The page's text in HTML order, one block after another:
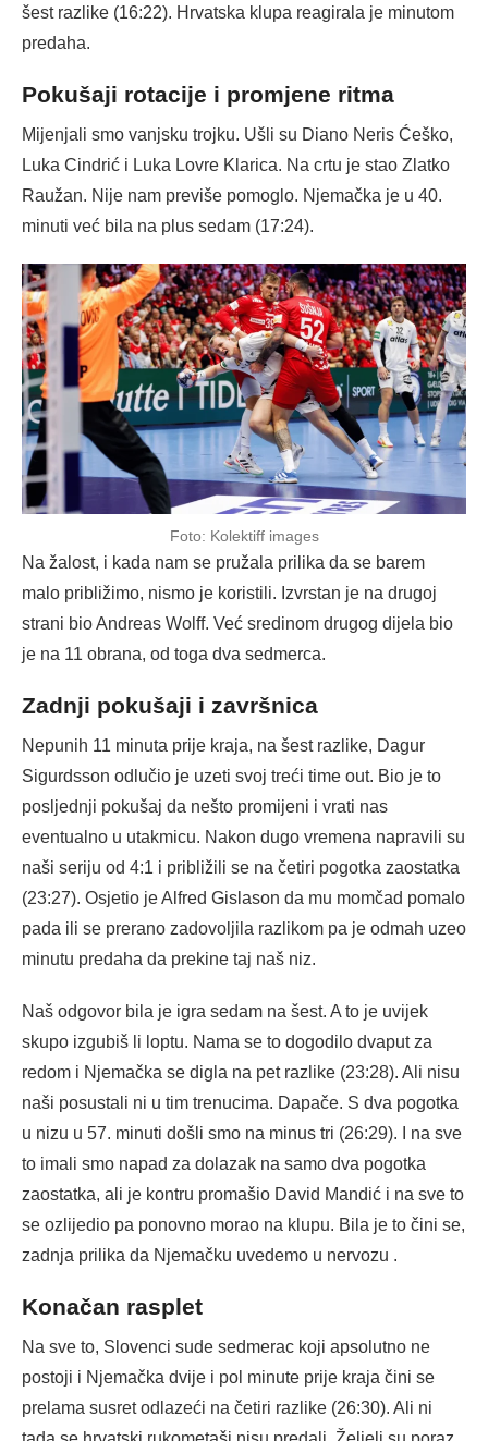
šest razlike (16:22). Hrvatska klupa reagirala je minutom
predaha.
Pokušaji rotacije i promjene ritma
Mijenjali smo vanjsku trojku. Ušli su Diano Neris Ćeško,
Luka Cindrić i Luka Lovre Klarica. Na crtu je stao Zlatko
Raužan. Nije nam previše pomoglo. Njemačka je u 40.
minuti već bila na plus sedam (17:24).
Foto: Kolektiff images
Na žalost, i kada nam se pružala prilika da se barem
malo približimo, nismo je koristili. Izvrstan je na drugoj
strani bio Andreas Wolff. Već sredinom drugog dijela bio
je na 11 obrana, od toga dva sedmerca.
Zadnji pokušaji i završnica
Nepunih 11 minuta prije kraja, na šest razlike, Dagur
Sigurdsson odlučio je uzeti svoj treći time out. Bio je to
posljednji pokušaj da nešto promijeni i vrati nas
eventualno u utakmicu. Nakon dugo vremena napravili su
naši seriju od 4:1 i približili se na četiri pogotka zaostatka
(23:27). Osjetio je Alfred Gislason da mu momčad pomalo
pada ili se prerano zadovoljila razlikom pa je odmah uzeo
minutu predaha da prekine taj naš niz.
Naš odgovor bila je igra sedam na šest. A to je uvijek
skupo izgubiš li loptu. Nama se to dogodilo dvaput za
redom i Njemačka se digla na pet razlike (23:28). Ali nisu
naši posustali ni u tim trenucima. Dapače. S dva pogotka
u nizu u 57. minuti došli smo na minus tri (26:29). I na sve
to imali smo napad za dolazak na samo dva pogotka
zaostatka, ali je kontru promašio David Mandić i na sve to
se ozlijedio pa ponovno morao na klupu. Bila je to čini se,
zadnja prilika da Njemačku uvedemo u nervozu .
Konačan rasplet
Na sve to, Slovenci sude sedmerac koji apsolutno ne
postoji i Njemačka dvije i pol minute prije kraja čini se
prelama susret odlazeći na četiri razlike (26:30). Ali ni